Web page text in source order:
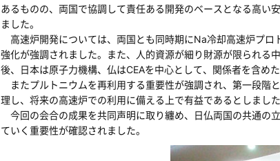
あるものの、両国で協調して責任ある開発のベースとなる高い
ました。
高速炉開発については、両国とも同時期にNa冷却高速炉プロ
強化が強調されました。また、人的資源が細り財源が限られる
後、日本は原子力機構、仏はCEAを中心として、関係者を含め
またプルトニウムを再利用する重要性が強調され、第一段階
理し、将来の高速炉での利用に備える上で有益であるとしました
今回の会合の成果を共同声明に取り纏め、日仏両国の共通の
ていく重要性が確認されました。